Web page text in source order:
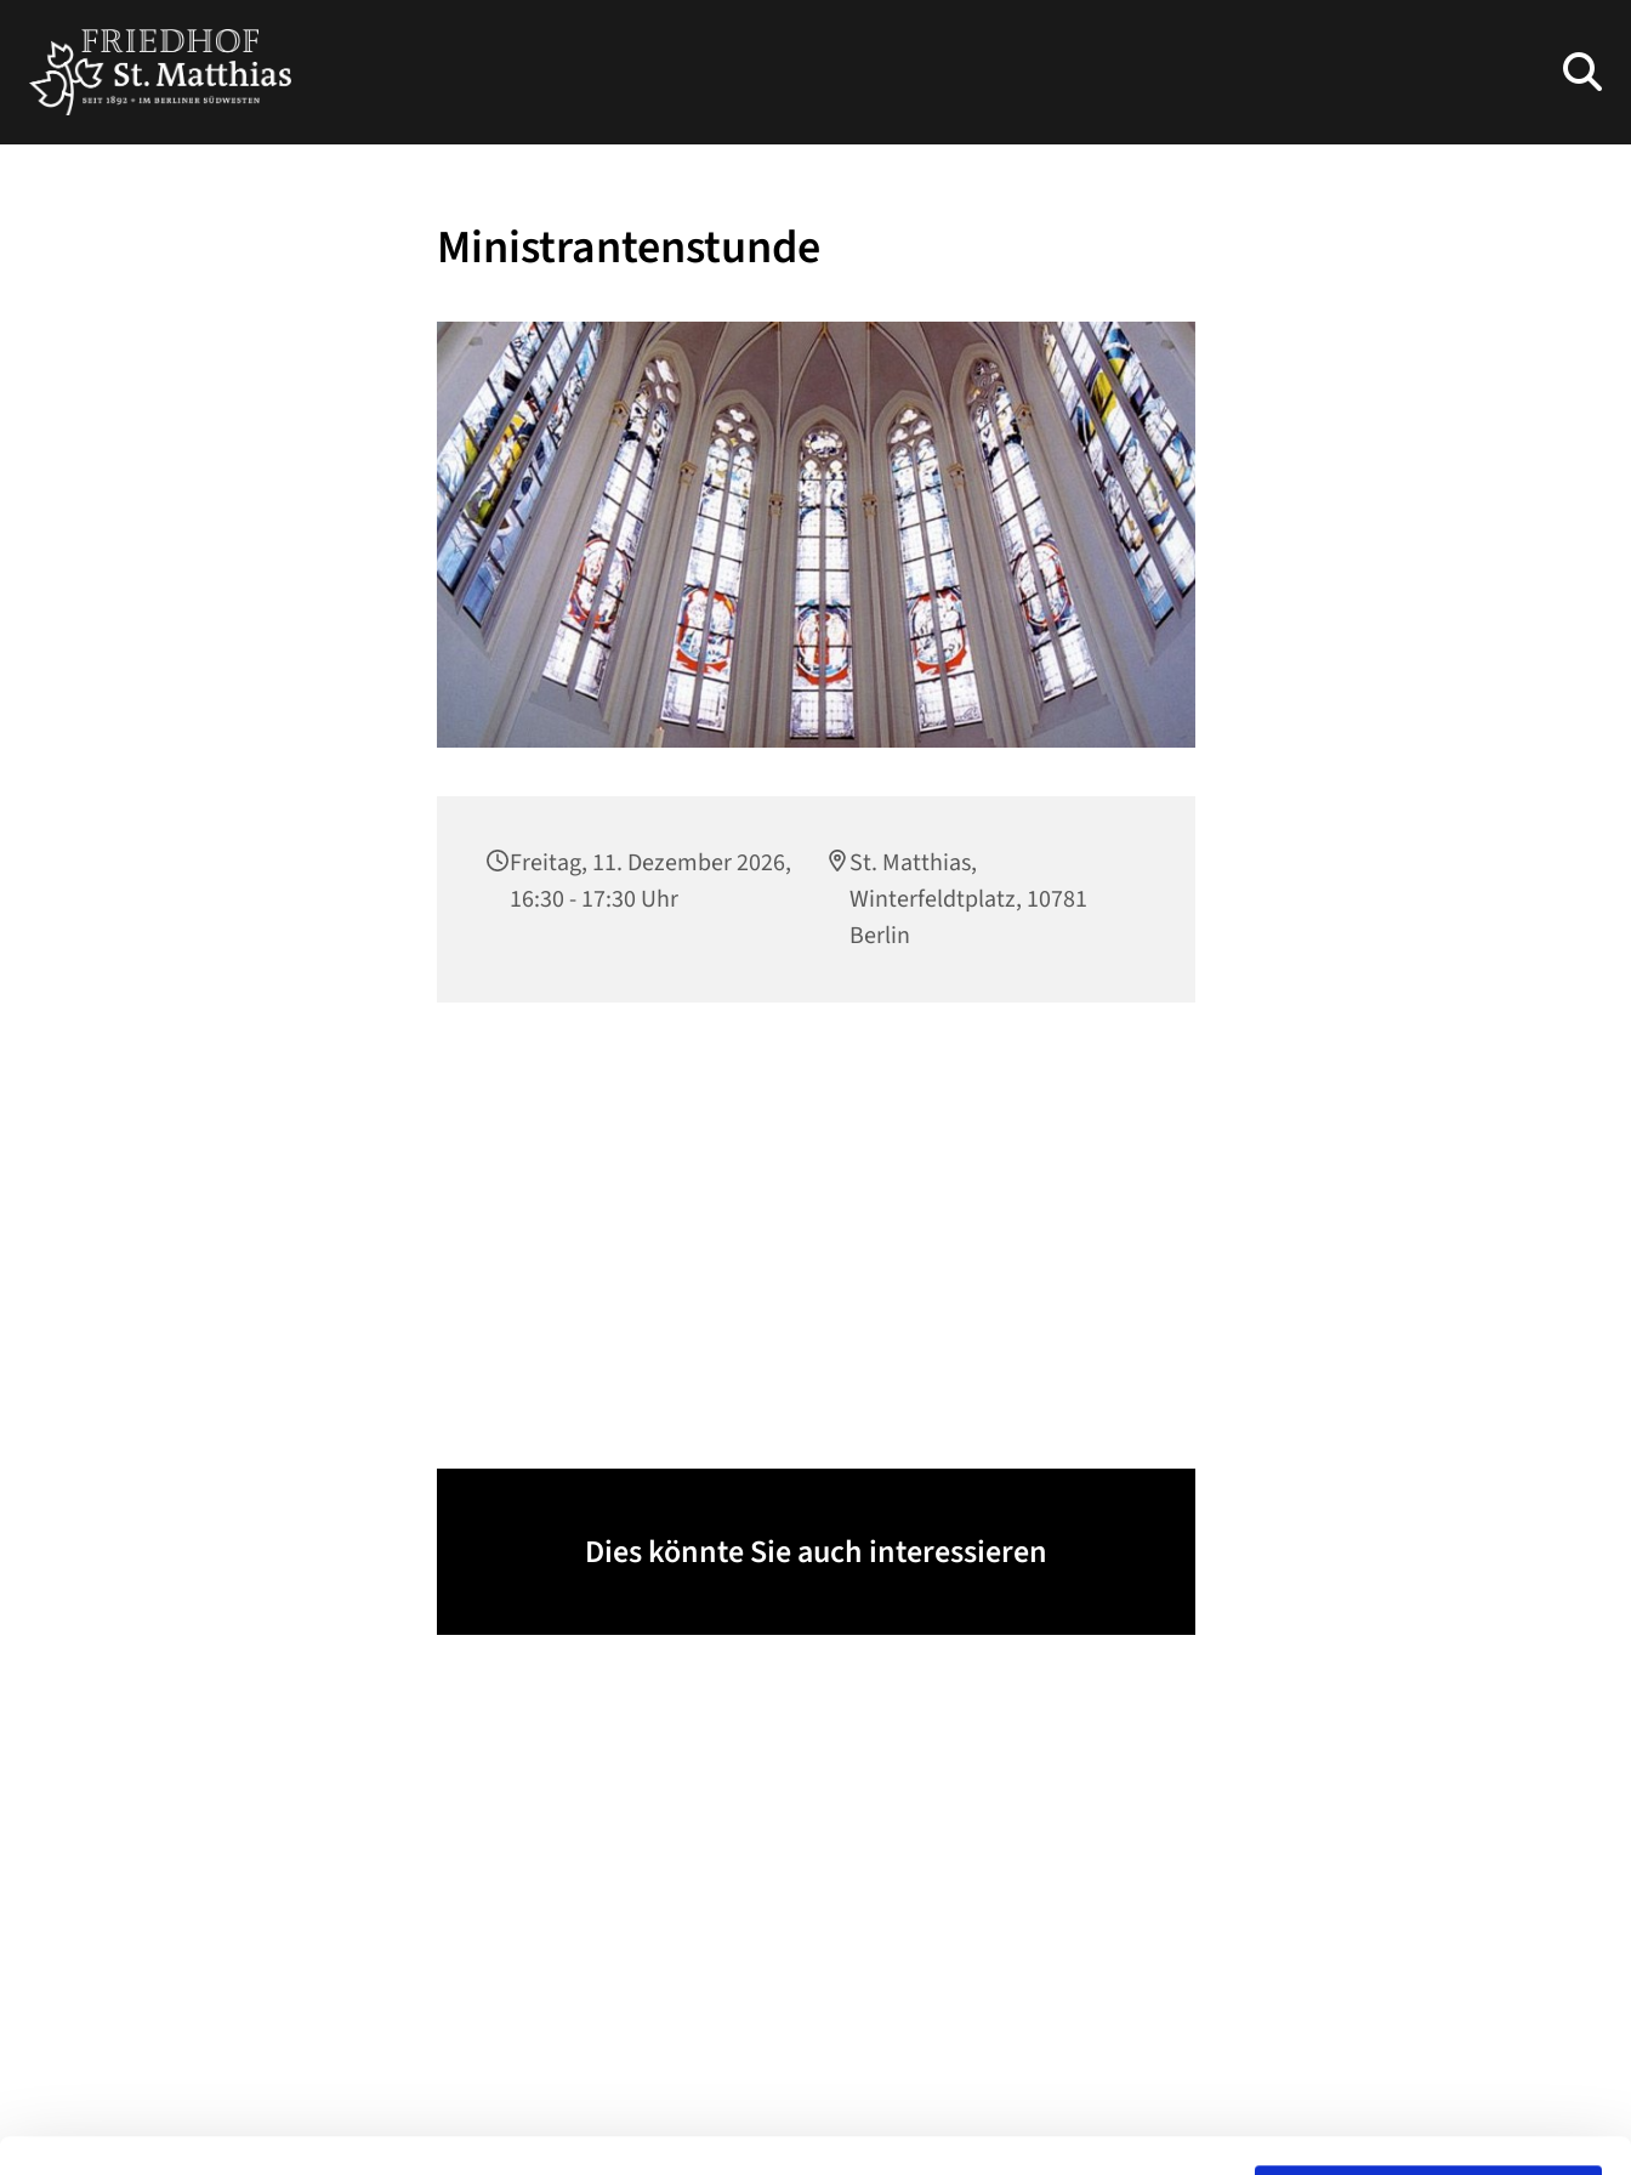
Ministrantenstunde
Freitag, 11. Dezember 2026,
16:30 - 17:30 Uhr
St. Matthias,
Winterfeldtplatz, 10781
Berlin
Dies könnte Sie auch interessieren